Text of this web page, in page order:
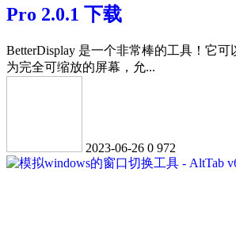
Pro 2.0.1 下载
BetterDisplay 是一个非常棒的工具！它
为完全可缩放的屏幕，允...
2023-06-26 0 972